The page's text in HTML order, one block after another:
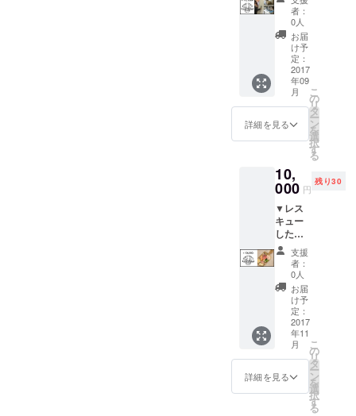
内側部
分のみ
を袋詰
めして
いるの
で廃材
の汚れ
などは
せん。
す。 ポ
スト
カー
ド、フ
レーム
の色な
どは選
べませ
んの
で、到
ちくだ
さい。
SAKI
LABO
の内外
装工事
のう
ち、 塗
装・漆
喰塗
り、棚
作りな
ど、自
のスキ
ルをお
教えし
ます。
こちら
で募集
する日
程のう
ち、何
日でも
参加OK
です。
みんな
CHIGA
SAKI
LABO
者：
0人
お届
け予
定：
2017
年09
月
詳細を見る
こ
の
リ
タ
ー
ン
を
選
択
す
る
10,
000 円
残り30
▼レス
キュー
した古
材で
作った
カッ
ティン
グボー
ド2枚
セット
色・サ
イズな
どは選
べませ
んの
支援
者：
0人
お届
け予
定：
2017
年11
月
詳細を見る
こ
の
リ
タ
ー
ン
を
選
択
す
る